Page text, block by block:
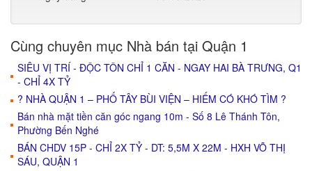
Cùng chuyên mục Nhà bán tại Quận 1
SIÊU VỊ TRÍ - ĐỘC TÔN CHỈ 1 CĂN - NGAY HAI BÀ TRƯNG, Q1
- CHỈ 4X TỶ
? NHÀ QUẬN 1 – PHỐ TÂY BÙI VIỆN – HIẾM CÓ KHÓ TÌM ?
Bán nhà mặt tiền căn góc ngang 10m - Số 8 Lê Thánh Tôn,
Phường Bến Nghé
BÁN CHDV 15P - CHỈ 2X TỶ - DT: 5,5M X 22M - HXH VÕ THỊ
SÁU, QUẬN 1